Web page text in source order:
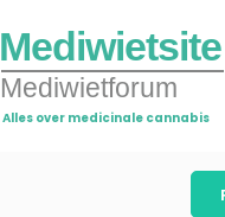
Mediwietsite
Mediwietforum
Alles over medicinale cannabis